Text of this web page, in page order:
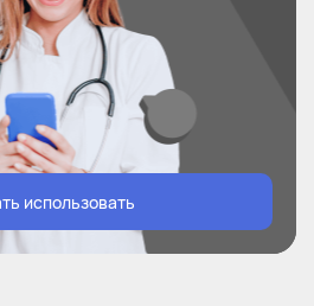
использовать